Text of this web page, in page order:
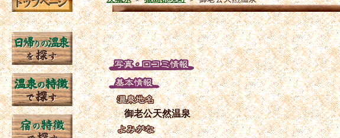
御老公天然温泉